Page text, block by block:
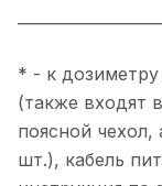
* - к
(также входят
поясной
шт.), кабель